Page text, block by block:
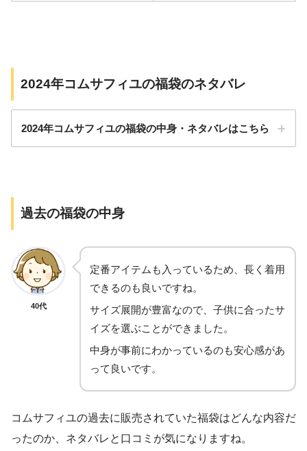
2024年コムサフィユの福袋のネタバレ
2024年コムサフィユの福袋の中身・ネタバレはこちら
コムサ・フィユ〉2024年福
コムサ・フィユ〉2024年福
110㎝～150㎝ 110㎝～150㎝
過去の福袋の中身
40代
定番アイテムも入っているため、長く着用
できるのも良いですね。
サイズ展開が豊富なので、子供に合ったサ
イズを選ぶことができました。
中身が事前にわかっているのも安心感があ
って良いです。
コムサフィユの過去に販売されていた福袋はどんな内容だ
ったのか、ネタバレと口コミが気になりますね。